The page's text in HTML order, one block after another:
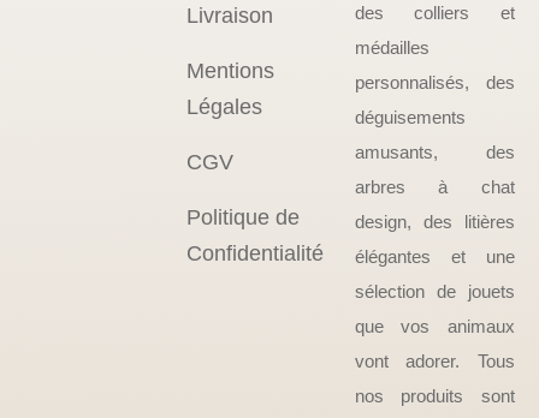
Livraison
Mentions
Légales
CGV
Politique de
Confidentialité
des colliers et
médailles
personnalisés, des
déguisements
amusants, des
arbres à chat
design, des litières
élégantes et une
sélection de jouets
que vos animaux
vont adorer. Tous
nos produits sont